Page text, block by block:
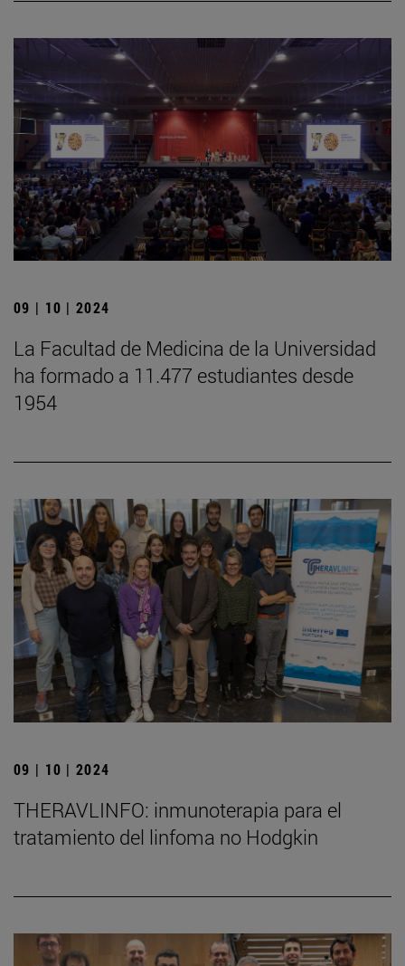
09 | 10 | 2024
La Facultad de Medicina de la Universidad
ha formado a 11.477 estudiantes desde
1954
09 | 10 | 2024
THERAVLINFO: inmunoterapia para el
tratamiento del linfoma no Hodgkin